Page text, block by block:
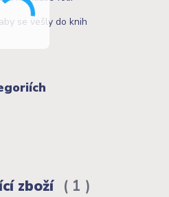
se vešly do knih
zboží 1